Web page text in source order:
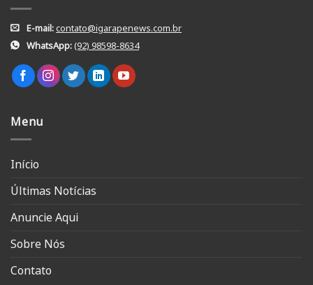
E-mail:contato@igarapenews.com.br
WhatsApp:(92) 98598-8634
Menu
Início
Últimas Notícias
Anuncie Aqui
Sobre Nós
Contato